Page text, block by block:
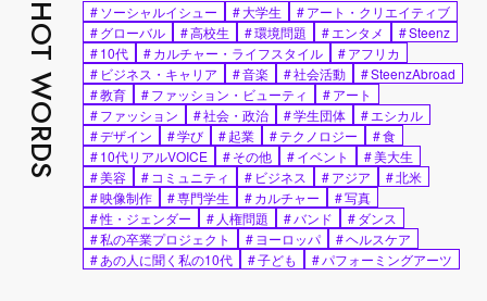
HOT WORDS #ソーシャルイシュー #大学生 #アート・クリエイティブ
#グローバル #高校生 #環境問題 #エンタメ #Steenz
#10代 #カルチャー・ライフスタイル #アフリカ
# ビジネス・キャリア #音楽 #社会活動 #SteenzAbroad
#教育 #ファッション・ビューティ #アート
#ファッション #社会・政治 #学生団体 #エシカル
#デザイン #学び #起業 #テクノロジー #食
#10代リアルVOICE #その他 #イベント #美大生
#美容 # コミュニティ # ビジネス #アジア #北米
#映像制作 #専門学生 #カルチャー #写真
#性・ジェンダー # 人権問題 #バンド #ダンス
#私の卒業プロジェクト #ヨーロッパ #ヘルスケア
#あの人に聞く私の10代 #子ども #パフォーミングアーツ